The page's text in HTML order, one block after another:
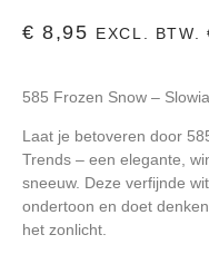
€ 8,95 EXCL. BTW.
585 Frozen Snow –
Laat je betoveren door
Trends – een elegante,
sneeuw. Deze verfijnde
ondertoon en doet
het zonlicht.